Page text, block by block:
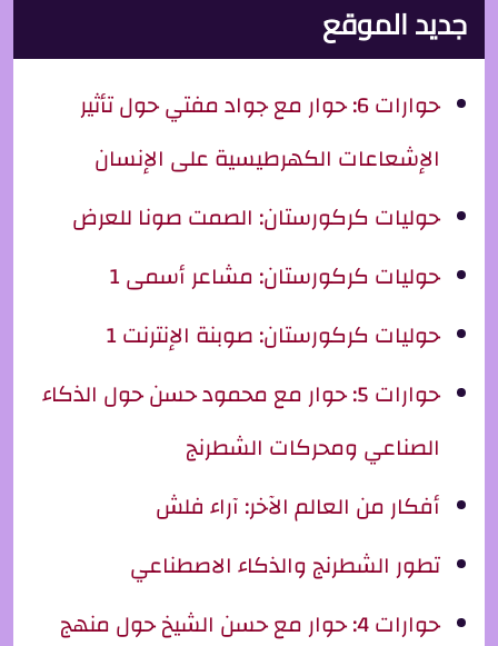
جديد الموقع
حوارات 6: حوار مع جواد مفتي حول تأثير
الإشعاعات الكهرطيسية على الإنسان
حوليات كركورستان: الصمت صونا للعرض
حوليات كركورستان: مشاعر أسمى 1
حوليات كركورستان: صوبنة الإنترنت 1
حوارات 5: حوار مع محمود حسن حول الذكاء
الصناعي ومحركات الشطرنج
أفكار من العالم الآخر: آراء فلش
تطور الشطرنج والذكاء الاصطناعي
حوارات 4: حوار مع حسن الشيخ حول منهج